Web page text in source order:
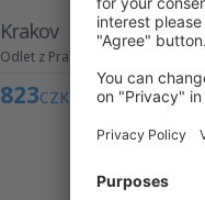
Krakov
Odlet z Prahy
823CZK